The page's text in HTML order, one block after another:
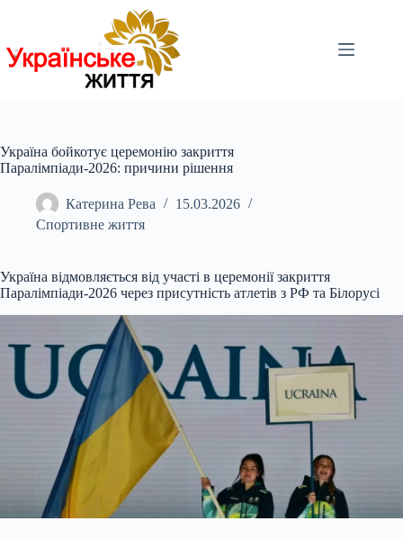
Україна бойкотує церемонію закриття
Паралімпіади-2026: причини рішення
Катерина Рева
15.03.2026
Спортивне життя
Україна відмовляється від участі в церемонії закриття
Паралімпіади-2026 через присутність атлетів з РФ та Білорусі